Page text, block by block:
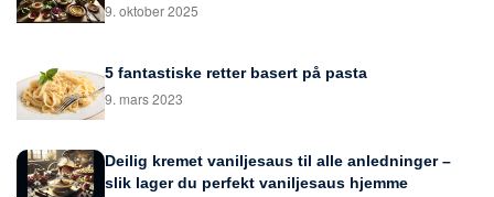
9. oktober 2025
5 fantastiske retter basert på pasta
9. mars 2023
Deilig kremet vaniljesaus til alle anledninger –
slik lager du perfekt vaniljesaus hjemme